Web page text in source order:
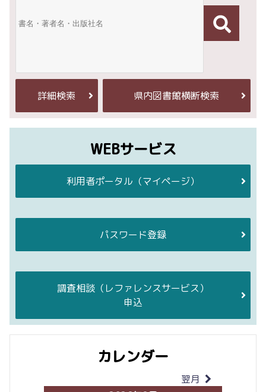
詳細検索 県内図書館横断検索
WEBサービス
利用者ポータル （マイページ）
パスワード登録
調査相談 （レファレンスサービス）
申込
カレンダー
翌月